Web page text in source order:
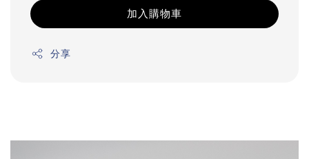
加入購物車
分享